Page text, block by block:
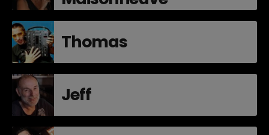
Thomas
Jeff